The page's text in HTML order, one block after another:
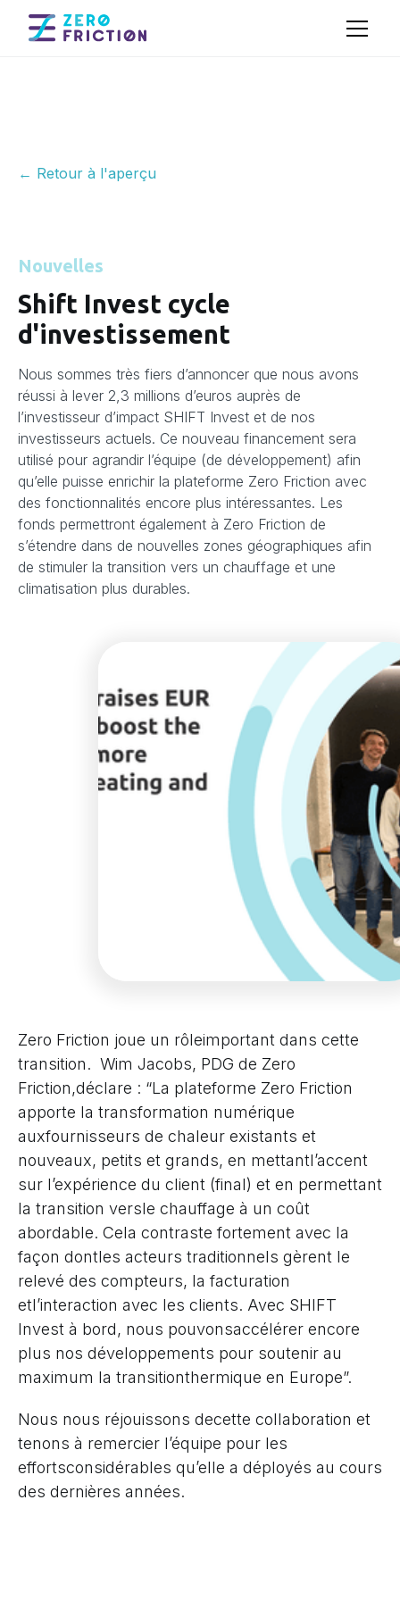
← Retour à l'aperçu
Nouvelles
Shift Invest cycle
d'investissement
Nous sommes très fiers d’annoncer que nous avons
réussi à lever 2,3 millions d’euros auprès de
l’investisseur d’impact SHIFT Invest et de nos
investisseurs actuels. Ce nouveau financement sera
utilisé pour agrandir l’équipe (de développement) afin
qu’elle puisse enrichir la plateforme Zero Friction avec
des fonctionnalités encore plus intéressantes. Les
fonds permettront également à Zero Friction de
s’étendre dans de nouvelles zones géographiques afin
de stimuler la transition vers un chauffage et une
climatisation plus durables.
Zero Friction joue un rôleimportant dans cette
transition. Wim Jacobs, PDG de Zero
Friction,déclare : “La plateforme Zero Friction
apporte la transformation numérique
auxfournisseurs de chaleur existants et
nouveaux, petits et grands, en mettantl’accent
sur l’expérience du client (final) et en permettant
la transition versle chauffage à un coût
abordable. Cela contraste fortement avec la
façon dontles acteurs traditionnels gèrent le
relevé des compteurs, la facturation
etl’interaction avec les clients. Avec SHIFT
Invest à bord, nous pouvonsaccélérer encore
plus nos développements pour soutenir au
maximum la transitionthermique en Europe”.
Nous nous réjouissons decette collaboration et
tenons à remercier l’équipe pour les
effortsconsidérables qu’elle a déployés au cours
des dernières années.